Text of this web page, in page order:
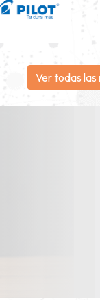
Ver todas las